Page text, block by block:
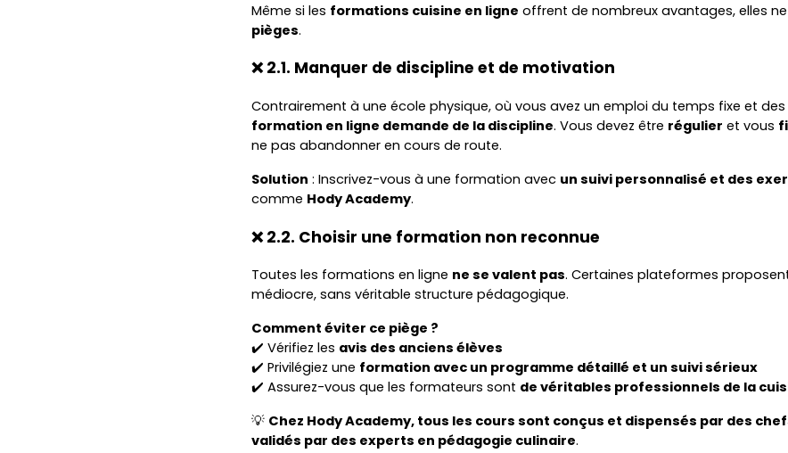
Même si les formations cuisine en ligne offrent de nombreux avantages, elles
pièges.
❌ 2.1. Manquer de discipline et de motivation
Contrairement à une école physique, où vous avez un emploi du temps fixe et
formation en ligne demande de la discipline. Vous devez être régulier et vous
ne pas abandonner en cours de route.
Solution : Inscrivez-vous à une formation avec un suivi personnalisé et des
comme Hody Academy.
❌ 2.2. Choisir une formation non reconnue
Toutes les formations en ligne ne se valent pas. Certaines plateformes
médiocre, sans véritable structure pédagogique.
Comment éviter ce piège ?
✔️ Vérifiez les avis des anciens élèves
✔️ Privilégiez une formation avec un programme détaillé et un suivi sérieux
✔️ Assurez-vous que les formateurs sont de véritables professionnels de la
💡 Chez Hody Academy, tous les cours sont conçus et dispensés par des
validés par des experts en pédagogie culinaire.